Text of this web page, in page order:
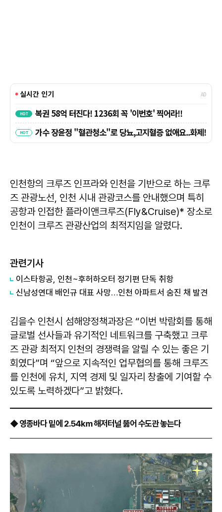
인천항의 크루즈 인프라와 인천을 기반으로 하는 크루
즈 관광노선, 인천 시내 관광코스를 안내했으며 특히
공항과 인접한 플라이앤크루즈(Fly&Cruise)* 장소로
인천이 크루즈 관광산업의 최적지임을 알렸다.
관련기사
이스타항공, 인천~후허하오터 정기편 단독 취항
신남성연대 배인규 대표 사망…인천 아파트서 숨진 채 발견
김을수 인천시 섬해양정책과장은 “이번 박람회를 통해
글로벌 선사들과 유기적인 네트워크를 구축했고 크루
즈 관광 최적지 인천의 경쟁력을 알릴 수 있는 좋은 기
회였다”며 “앞으로 지속적인 업무협의를 통해 크루즈
를 인천에 유치, 지역 경제 및 일자리 창출에 기여할 수
있도록 노력하겠다”고 밝혔다.
◆ 영종바다 밑에 2.54㎞ 해저터널 뚫어 수도관 놓는다